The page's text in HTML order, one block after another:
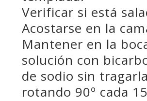
Verificar si está
Acostarse en la
Mantener en la
solución con
de sodio sin
rotando 90º cada 15